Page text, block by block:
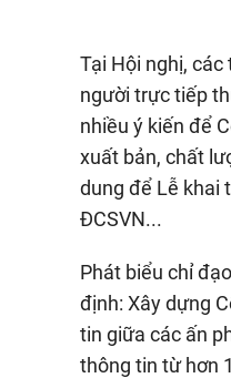
Tại Hội nghị,
người trực tiếp
nhiều ý kiến để
xuất bản, chất
dung để Lễ khai
ĐCSVN...
Phát biểu chỉ
định: Xây dựng
tin giữa các ấn
thông tin từ hơn